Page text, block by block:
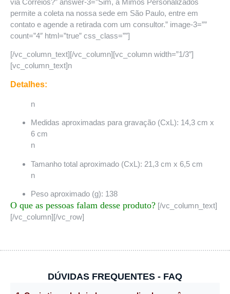
via Correios?” answer-3=”Sim, a Mimos Personalizados
permite a coleta na nossa sede em São Paulo, entre em
contato e agende a retirada com um consultor.” image-3=””
count=”4″ html=”true” css_class=””]
[/vc_column_text][/vc_column][vc_column width=”1/3″]
[vc_column_text]n
Detalhes:
n
Medidas aproximadas para gravação (CxL): 14,3 cm x
6 cm
n
Tamanho total aproximado (CxL): 21,3 cm x 6,5 cm
n
Peso aproximado (g): 138
O que as pessoas falam desse produto? [/vc_column_text]
[/vc_column][/vc_row]
DÚVIDAS FREQUENTES - FAQ